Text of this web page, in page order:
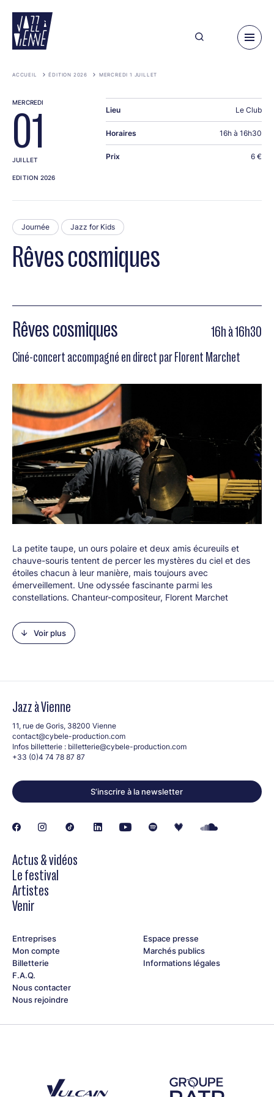
contenu
principal
ACCUEIL ÉDITION 2026 MERCREDI 1 JUILLET
Rêves cosmiques
Journée Jazz for Kids
Rêves cosmiques 16h à 16h30
Ciné-concert accompagné en direct par Florent Marchet
La petite taupe, un ours polaire et deux amis écureuils et
chauve-souris tentent de percer les mystères du ciel et des
étoiles chacun à leur manière, mais toujours avec
émerveillement. Une odyssée fascinante parmi les
constellations. Chanteur-compositeur, Florent Marchet
synthétiques. Orfèvre de la chanson française, il réalise des
morceaux attachants sur des films où étoiles, nuit et planètes
se mêlent subtilement. Au programme :
Florent Marchet (piano, claviers, vibraphone)
Une production Forum des images
Public
À savoir
Les personnes présentes seront remboursées dans les 15
sur le compte ayant servi à l’achat). Des casques de
festival, à Cybèle.
Voir plus
MERCREDI
01
JUILLET
EDITION 2026
Lieu Le Club
Horaires 16h à 16h30
Prix 6 €
Jazz à Vienne
11, rue de Goris, 38200 Vienne
contact@cybele-production.com
Infos billetterie : billetterie@cybele-production.com
+33 (0)4 74 78 87 87
S’inscrire à la newsletter
Actus & vidéos
Le festival
Artistes
Venir
Entreprises
Mon compte
Billetterie
F.A.Q.
Nous contacter
Nous rejoindre
Espace presse
Marchés publics
Informations légales